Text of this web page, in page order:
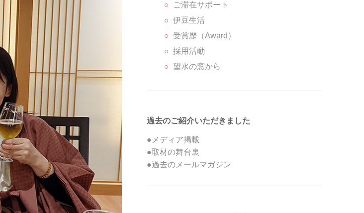
ご滞在サポート
伊豆生活
受賞歴（Award）
採用活動
望水の窓から
過去のご紹介いただきました
●メディア掲載
●取材の舞台裏
●過去のメールマガジン